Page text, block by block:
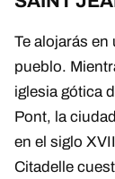
Te alojarás
pueblo.
iglesia gótica
Pont, la
en el siglo
Citadelle